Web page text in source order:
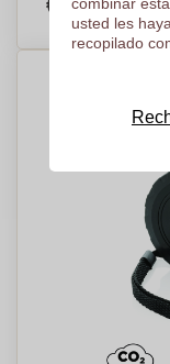
Por
usted les
recopilado